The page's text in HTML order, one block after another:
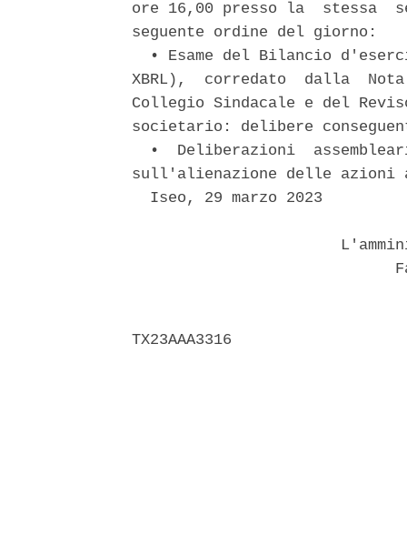
ore 16,00 presso la  stessa
seguente ordine del giorno:
• Esame del Bilancio
XBRL),  corredato  dalla
Collegio Sindacale e del
societario: delibere
•  Deliberazioni
sull'alienazione delle
  Iseo, 29 marzo 2023